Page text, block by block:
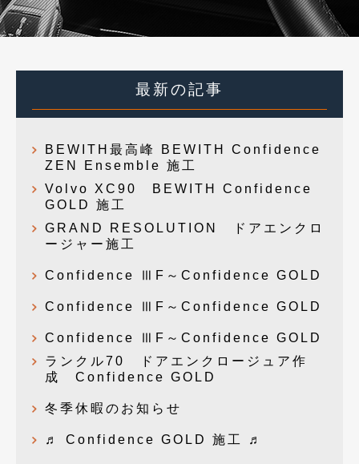
最新の記事
BEWITH最高峰 BEWITH Confidence
ZEN Ensemble 施工
Volvo XC90 BEWITH Confidence
GOLD 施工
GRAND RESOLUTION ドアエンクロ
ージャー施工
Confidence ⅢF～Confidence GOLD
Confidence ⅢF～Confidence GOLD
Confidence ⅢF～Confidence GOLD
ランクル70 ドアエンクロージュア作
成 Confidence GOLD
冬季休暇のお知らせ
♬ Confidence GOLD 施工 ♬